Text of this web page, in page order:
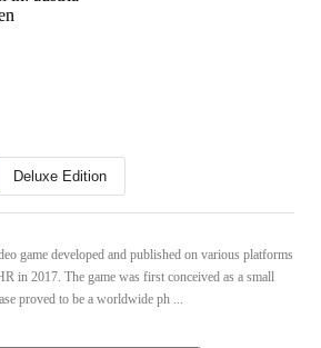
Deluxe Edition
game developed and published on various platforms
in 2017. The game was first conceived as a small
proved to be a worldwide ph ...